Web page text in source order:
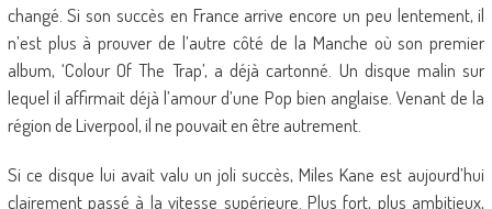
changé. Si son succès en France arrive encore un peu lentement, il
n’est plus à prouver de l’autre côté de la Manche où son premier
album, ‘Colour Of The Trap’, a déjà cartonné. Un disque malin sur
lequel il affirmait déjà l’amour d’une Pop bien anglaise. Venant de la
région de Liverpool, il ne pouvait en être autrement.
Si ce disque lui avait valu un joli succès, Miles Kane est aujourd’hui
clairement passé à la vitesse supérieure. Plus fort, plus ambitieux,